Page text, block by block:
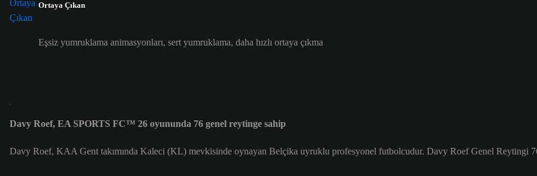
Ortaya Çıkan
Eşsiz yumruklama animasyonları, sert yumruklama, daha hızlı ortaya çıkma
Davy Roef, EA SPORTS FC™ 26 oyununda 76 genel reytinge sahip
Davy Roef, KAA Gent takımında Kaleci (KL) mevkisinde oynayan Belçika uyruklu profesyonel futbolcudur. Davy Roef Genel Reytingi